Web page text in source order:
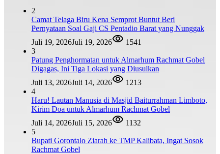
2
Camat Telaga Biru Kena Semprot Buntut Beri
Pernyataan Soal Gaji CS Pentadio Barat yang Nunggak
Juli 19, 2026Juli 19, 2026
1541
3
Patung Penghormatan untuk Almarhum Rachmat Gobel
Digagas, Ini Tiga Lokasi yang Diusulkan
Juli 13, 2026Juli 14, 2026
1213
4
Haru! Lautan Manusia di Masjid Baiturrahman Limboto,
Kirim Doa untuk Almarhum Rachmat Gobel
Juli 14, 2026Juli 15, 2026
1132
5
Bupati Gorontalo Ziarah ke TMP Kalibata, Ingat Sosok
Rachmat Gobel